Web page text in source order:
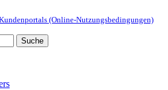
(Online-Nutzungsbedingungen)
Suche